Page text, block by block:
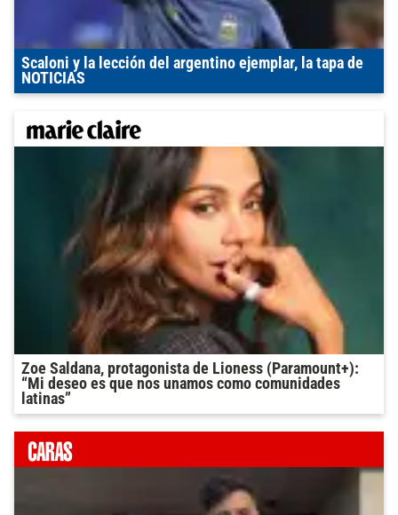
Scaloni y la lección del argentino ejemplar, la tapa de
NOTICIAS
Zoe Saldana, protagonista de Lioness (Paramount+):
“Mi deseo es que nos unamos como comunidades
latinas”